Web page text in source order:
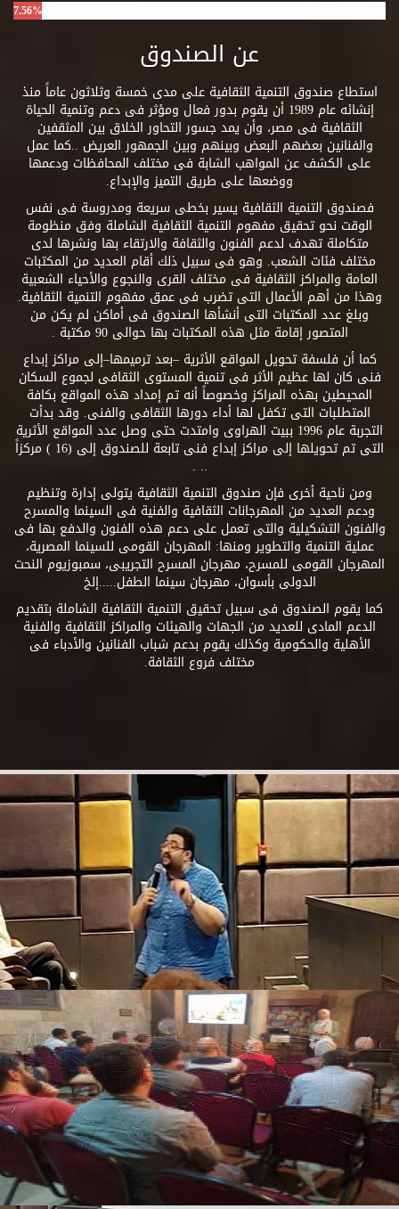
7.56%
عن الصندوق
استطاع صندوق التنمية الثقافية على مدى خمسة وثلاثون عاماً منذ
إنشائه عام 1989 أن يقوم بدور فعال ومؤثر فى دعم وتنمية الحياة
الثقافية فى مصر، وأن يمد جسور التحاور الخلاق بين المثقفين
والفنانين بعضهم البعض وبينهم وبين الجمهور العريض ..كما عمل
على الكشف عن المواهب الشابة فى مختلف المحافظات ودعمها
ووضعها على طريق التميز والإبداع.
فصندوق التنمية الثقافية يسير بخطى سريعة ومدروسة فى نفس
الوقت نحو تحقيق مفهوم التنمية الثقافية الشاملة وفق منظومة
متكاملة تهدف لدعم الفنون والثقافة والارتقاء بها ونشرها لدى
مختلف فئات الشعب. وهو فى سبيل ذلك أقام العديد من المكتبات
العامة والمراكز الثقافية فى مختلف القرى والنجوع والأحياء الشعبية
وهذا من أهم الأعمال التى تضرب فى عمق مفهوم التنمية الثقافية.
وبلغ عدد المكتبات التى أنشأها الصندوق فى أماكن لم يكن من
المتصور إقامة مثل هذه المكتبات بها حوالى 90 مكتبة .
كما أن فلسفة تحويل المواقع الأثرية –بعد ترميمها–إلى مراكز إبداع
فنى كان لها عظيم الأثر فى تنمية المستوى الثقافى لجموع السكان
المحيطين بهذه المراكز وخصوصاً أنه تم إمداد هذه المواقع بكافة
المتطلبات التى تكفل لها أداء دورها الثقافى والفنى. وقد بدأت
التجربة عام 1996 ببيت الهراوى وامتدت حتى وصل عدد المواقع الأثرية
التى تم تحويلها إلى مراكز إبداع فنى تابعة للصندوق إلى (16 ) مركزاً
.. .
ومن ناحية أخرى فإن صندوق التنمية الثقافية يتولى إدارة وتنظيم
ودعم العديد من المهرجانات الثقافية والفنية فى السينما والمسرح
والفنون التشكيلية والتى تعمل على دعم هذه الفنون والدفع بها فى
عملية التنمية والتطوير ومنها: المهرجان القومى للسينما المصرية،
المهرجان القومى للمسرح، مهرجان المسرح التجريبى، سمبوزيوم النحت
الدولى بأسوان، مهرجان سينما الطفل.....إلخ
كما يقوم الصندوق فى سبيل تحقيق التنمية الثقافية الشاملة بتقديم
الدعم المادى للعديد من الجهات والهيئات والمراكز الثقافية والفنية
الأهلية والحكومية وكذلك يقوم بدعم شباب الفنانين والأدباء فى
مختلف فروع الثقافة.